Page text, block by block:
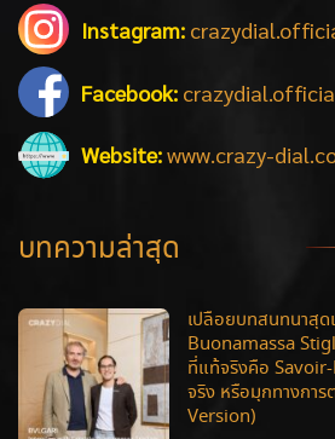
Instagram:
Facebook:
Website:www.crazy-
บทความล่าสุด
เปลือยบทสนทนาสุ
Buonamassa
ที่แท้จริงคือ Savoir-
จริง หรือมุกทางกา
Version)